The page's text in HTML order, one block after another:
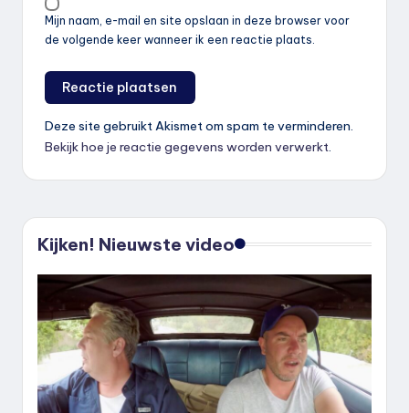
Mijn naam, e-mail en site opslaan in deze browser voor
de volgende keer wanneer ik een reactie plaats.
Deze site gebruikt Akismet om spam te verminderen.
Bekijk hoe je reactie gegevens worden verwerkt.
Kijken! Nieuwste video